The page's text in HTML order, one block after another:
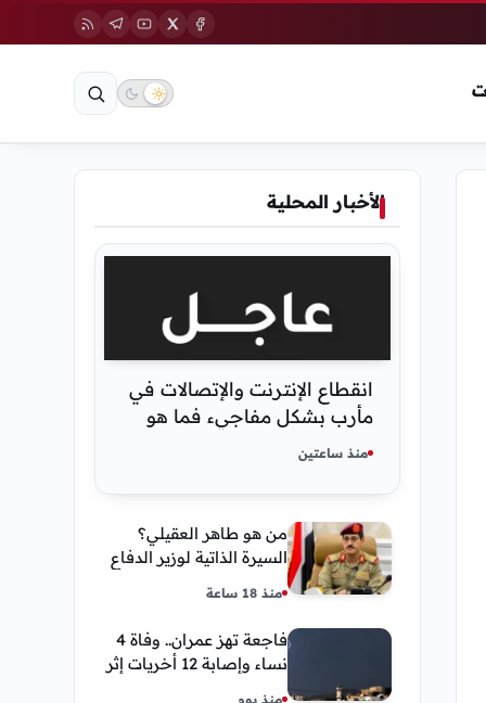
الأخبار المحلية
انقطاع الإنترنت والإتصالات في
مأرب بشكل مفاجيء فما هو
سبب ذلك
منذ ساعتين
من هو طاهر العقيلي؟
السيرة الذاتية لوزير الدفاع
مناصبه
منذ 18 ساعة
فاجعة تهز عمران.. وفاة 4
نساء وإصابة 12 أخريات إثر
منذ يوم